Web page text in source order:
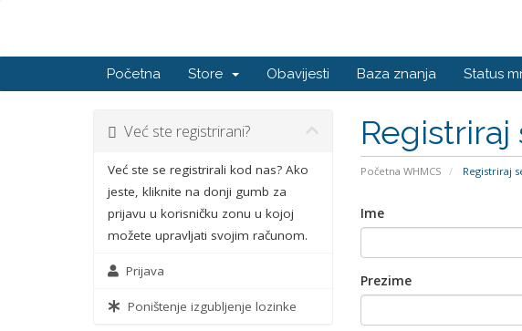
Početna Store Obavijesti Baza znanja Status
Registriraj
Početna WHMCS Registriraj
Već ste registrirani?
Već ste se registrirali kod nas? Ako
jeste, kliknite na donji gumb za
prijavu u korisničku zonu u kojoj
možete upravljati svojim računom.
Prijava
Poništenje izgubljenje lozinke
Ime
Prezime